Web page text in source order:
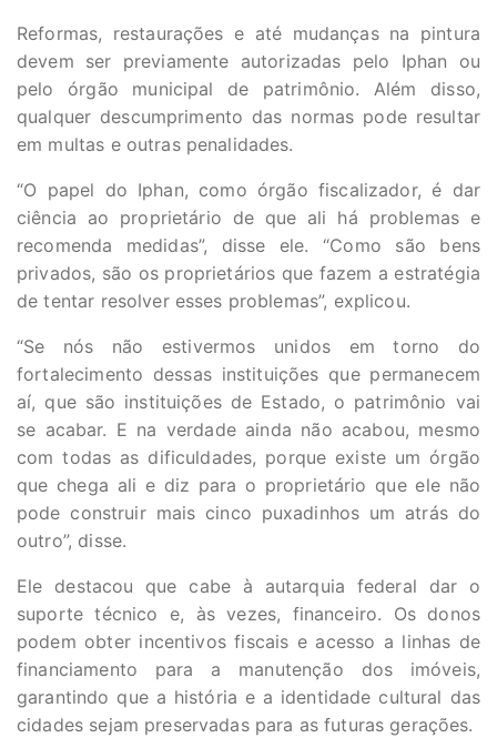
Reformas, restaurações e até mudanças na pintura
devem ser previamente autorizadas pelo Iphan ou
pelo órgão municipal de patrimônio. Além disso,
qualquer descumprimento das normas pode resultar
em multas e outras penalidades.
“O papel do Iphan, como órgão fiscalizador, é dar
ciência ao proprietário de que ali há problemas e
recomenda medidas”, disse ele. “Como são bens
privados, são os proprietários que fazem a estratégia
de tentar resolver esses problemas”, explicou.
“Se nós não estivermos unidos em torno do
fortalecimento dessas instituições que permanecem
aí, que são instituições de Estado, o patrimônio vai
se acabar. E na verdade ainda não acabou, mesmo
com todas as dificuldades, porque existe um órgão
que chega ali e diz para o proprietário que ele não
pode construir mais cinco puxadinhos um atrás do
outro”, disse.
Ele destacou que cabe à autarquia federal dar o
suporte técnico e, às vezes, financeiro. Os donos
podem obter incentivos fiscais e acesso a linhas de
financiamento para a manutenção dos imóveis,
garantindo que a história e a identidade cultural das
cidades sejam preservadas para as futuras gerações.